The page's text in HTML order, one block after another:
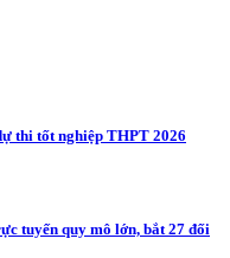
thi tốt nghiệp THPT 2026
tuyến quy mô lớn, bắt 27 đối